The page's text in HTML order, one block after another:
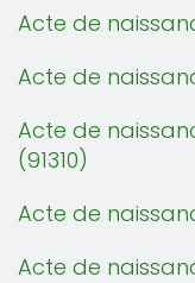
Acte de
Acte de
Acte de
(91310)
Acte de
Acte de